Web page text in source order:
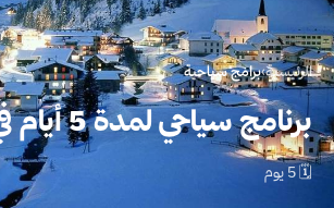
الرئيسية›برامج سياحية
برنامج سياحي لمدة 5 أيام في النمسا
🗓 5 يوم